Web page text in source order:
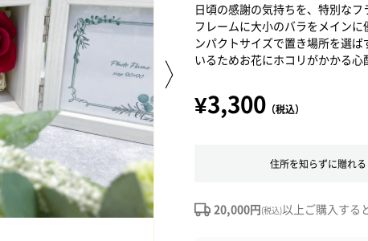
日頃の感謝の気持ちを、特別な
フレームに大小のバラをメイン
ンパクトサイズで置き場所を選
いるためお花にホコリがかかる心
¥3,300 （税込）
住所を知らずに贈れる
20,000円(税込)以上ご購入する